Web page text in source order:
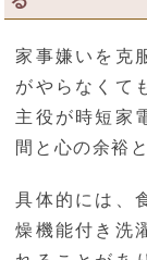
家事嫌いを克
がやらなくて
主役が時短家
間と心の余裕
具体的には、
燥機能付き洗